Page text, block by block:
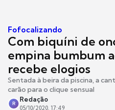
Fofocalizando
Com biquíni de
empina bumbum
recebe elogios
Sentada à beira da piscina, a
carão para o clique sensual
R
Redação
05/10/2020, 17:49